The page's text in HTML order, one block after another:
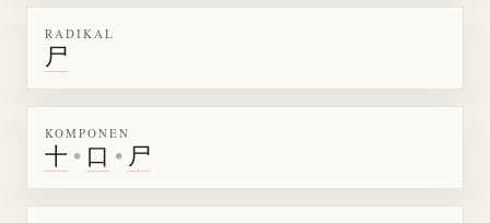
RADIKAL
尸
KOMPONEN
十 • 口 • 尸